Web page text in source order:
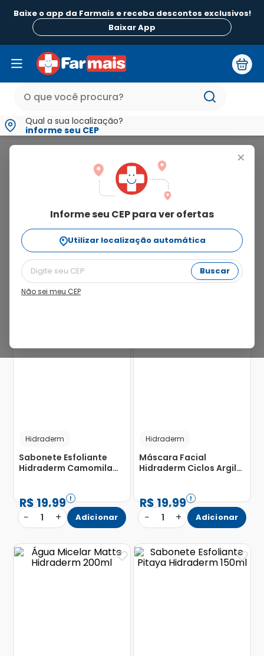
Baixe o app da Farmais e receba descontos exclusivos!
Baixar App
Qual a sua localização?
informe seu CEP
+
Informe seu CEP para ver ofertas
Utilizar localização automática
Buscar
Não sei meu CEP
hidraderm
Ordenar Por
relevância
Hidraderm
Sabonete Esfoliante
Hidraderm Camomila
R$19,99
− 1 + Adicionar
Hidraderm
Máscara Facial
Hidraderm Ciclos Argila
R$19,99
− 1 + Adicionar